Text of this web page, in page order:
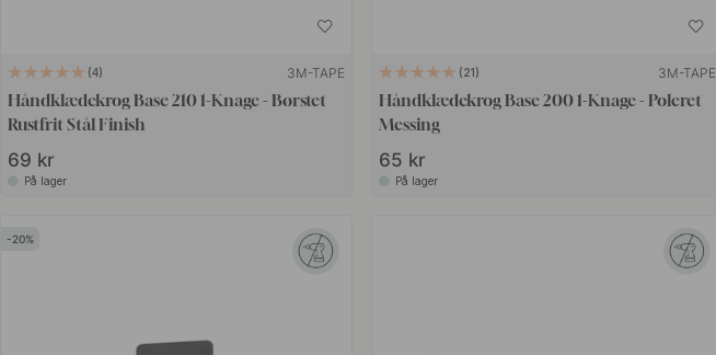
4 3M-TAPE
Håndklædekrog Base 210 1-Knage - Børstet
Rustfrit Stål Finish
69 kr
På lager
21 3M-TAPE
Håndklædekrog Base 200 1-Knage - Poleret
Messing
65 kr
På lager
20